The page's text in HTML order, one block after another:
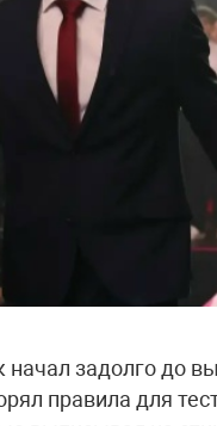
начал задолго до
правила для